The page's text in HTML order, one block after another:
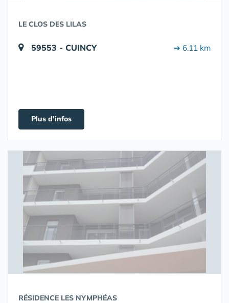
LE CLOS DES LILAS
59553 - CUINCY ➔ 6.11 km
Plus d'infos
RÉSIDENCE LES NYMPHÉAS